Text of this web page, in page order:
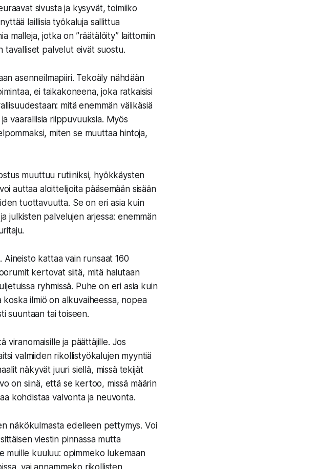
sivusta ja kysyvät, toimiiko
laillisia työkaluja sallittua
malleja, jotka on ”räätälöity” laittomiin
tavalliset palvelut eivät suostu.
asenneilmapiiri. Tekoäly nähdään
ei taikakoneena, joka ratkaisisi
mitä enemmän välikäsiä
vaarallisia riippuvuuksia. Myös
miten se muuttaa hintoja,
muuttuu rutiiniksi, hyökkäysten
auttaa aloittelijoita pääsemään sisään
tuottavuutta. Se on eri asia kuin
julkisten palvelujen arjessa: enemmän
kattaa vain runsaat 160
kertovat siitä, mitä halutaan
ryhmissä. Puhe on eri asia kuin
ilmiö on alkuvaiheessa, nopea
suuntaan tai toiseen.
viranomaisille ja päättäjille. Jos
valmiiden rikollistyökalujen myyntiä
näkyvät juuri siellä, missä tekijät
on siinä, että se kertoo, missä määrin
kohdistaa valvonta ja neuvonta.
näkökulmasta edelleen pettymys. Voi
viestin pinnassa mutta
muille kuuluu: opimmeko lukemaan
vai annammeko rikollisten